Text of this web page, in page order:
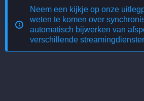
Neem een kijkje op onze
weten te komen over
automatisch bijwerken van
verschillende